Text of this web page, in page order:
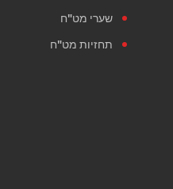
שערי מט"ח
תחזיות מט"ח